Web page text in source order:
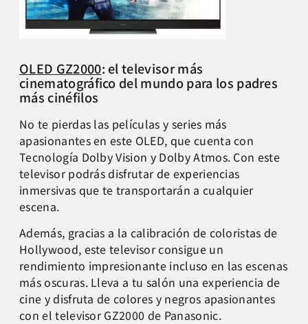
OLED GZ2000: el televisor más
cinematográfico del mundo para los padres
más cinéfilos
No te pierdas las películas y series más
apasionantes en este OLED, que cuenta con
Tecnología Dolby Vision y Dolby Atmos. Con este
televisor podrás disfrutar de experiencias
inmersivas que te transportarán a cualquier
escena.
Además, gracias a la calibración de coloristas de
Hollywood, este televisor consigue un
rendimiento impresionante incluso en las escenas
más oscuras. Lleva a tu salón una experiencia de
cine y disfruta de colores y negros apasionantes
con el televisor GZ2000 de Panasonic.